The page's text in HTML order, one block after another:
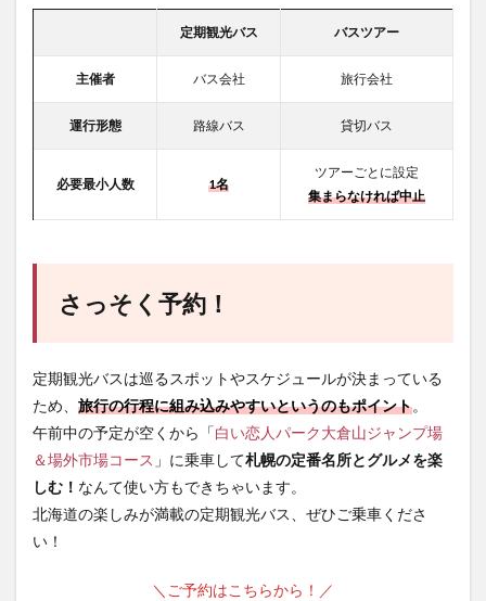
定期観光バス バスツアー
主催者 バス会社 旅行会社
運行形態 路線バス 貸切バス
必要最小人数 1名
ツアーごとに設定
集まらなければ中止
さっそく予約！
定期観光バスは巡るスポットやスケジュールが決まっている
ため、 旅行の行程に組み込みやすいというのもポイント。
午前中の予定が空くから「白い恋人パーク大倉山ジャンプ場
＆場外市場コース 」に乗車して札幌の定番名所とグルメを楽
しむ！ なんて使い方もできちゃいます。
北海道の楽しみが満載の定期観光バス、ぜひご乗車くださ
い！
＼ご予約はこちらから！／